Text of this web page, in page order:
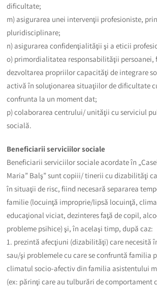
dificultate;
m) asigurarea unei intervenţii profesioniste,
pluridisciplinare;
n) asigurarea confidenţialităţii şi a eticii
o) primordialitatea responsabilităţii persoanei,
dezvoltarea propriilor capacităţi de integrare
activă în soluţionarea situaţiilor de dificultate
confrunta la un moment dat;
p) colaborarea centrului/ unităţii cu serviciul
socială.
Beneficiarii serviciilor sociale
Beneficiarii serviciilor sociale acordate în
Maria” Balş” sunt copiii/ tinerii cu dizabilităţi
în situaţii de risc, fiind necesară separarea
familie (locuinţă improprie/lipsă locuinţă,
educaţional viciat, dezinteres faţă de copil,
probleme psihice) şi, în acelaşi timp, după caz:
1. prezintă afecţiuni (dizabilităţi) care necesită
sau/şi problemele cu care se confruntă familia
climatul socio-afectiv din familia asistentului
(ex: părinţi care au tulburări de comportament